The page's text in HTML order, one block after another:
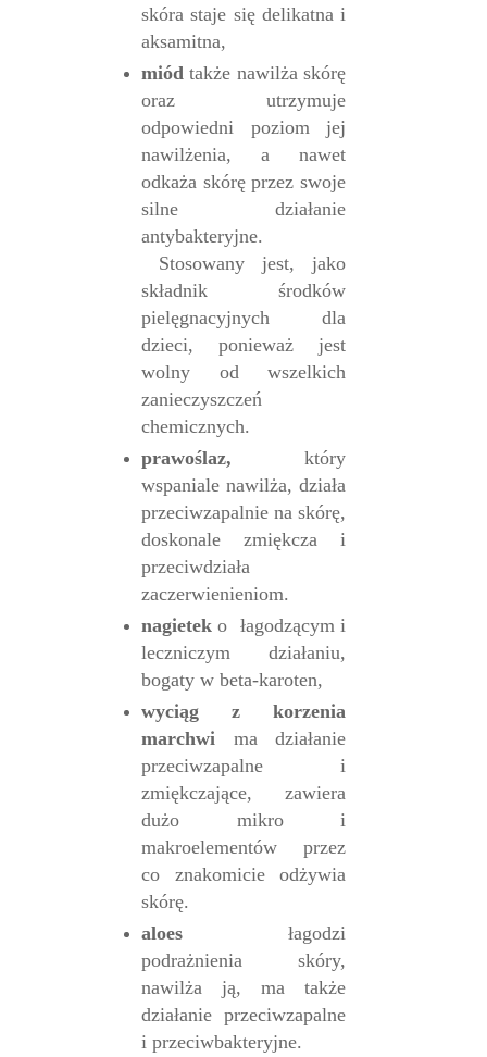
skóra staje się delikatna i
aksamitna,
miódtakże nawilża skórę
oraz utrzymuje
odpowiedni poziom jej
nawilżenia, a nawet
odkaża skórę przez swoje
silne działanie
antybakteryjne.
Stosowany jest, jako
składnik środków
pielęgnacyjnych dla
dzieci, ponieważ jest
wolny od wszelkich
zanieczyszczeń
chemicznych.
prawoślaz, który
wspaniale nawilża, działa
przeciwzapalnie na skórę,
doskonale zmiękcza i
przeciwdziała
zaczerwienieniom.
nagieteko łagodzącym i
leczniczym działaniu,
bogaty w beta-karoten,
wyciąg z korzenia
marchwima działanie
przeciwzapalne i
zmiękczające, zawiera
dużo mikro i
makroelementów przez
co znakomicie odżywia
skórę.
aloes
łagodzi
podrażnienia skóry,
nawilża ją, ma także
działanie przeciwzapalne
i przeciwbakteryjne.